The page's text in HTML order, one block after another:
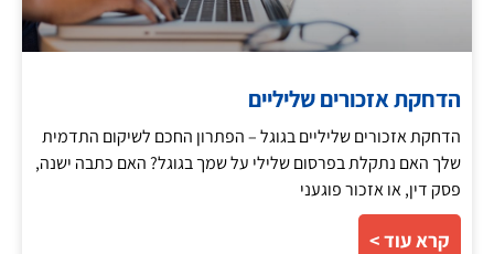
הדחקת אזכורים שליליים
הדחקת אזכורים שליליים בגוגל – הפתרון החכם לשיקום התדמית
שלך האם נתקלת בפרסום שלילי על שמך בגוגל? האם כתבה ישנה,
פסק דין, או אזכור פוגעני
קרא עוד >